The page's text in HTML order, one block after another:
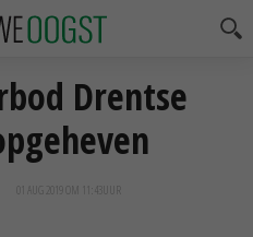
Drentse
01 AUG 2019 OM 11:43